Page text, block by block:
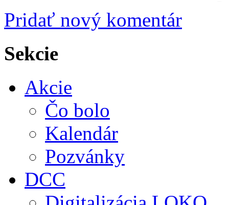
Pridať nový komentár
Sekcie
Akcie
Čo bolo
Kalendár
Pozvánky
DCC